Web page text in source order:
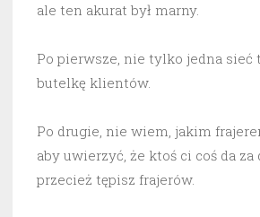
ale ten akurat był marny.
Po pierwsze, nie tylko jedna sieć
butelkę klientów.
Po drugie, nie wiem, jakim
aby uwierzyć, że ktoś ci coś da za
przecież tępisz frajerów.